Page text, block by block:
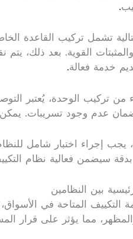
.
تشمل تركيب القاعدة
والمثبتات القوية. بعد ذلك،
خدمة فعالة.
من تركيب الوحدة، يُعتبر
لضمان عدم وجود تسريبات.
يجب إجراء اختبار شامل
سيضمن فعالية نظام
بين النظامين
التكييف المتاحة في
مما يؤثر على قرار